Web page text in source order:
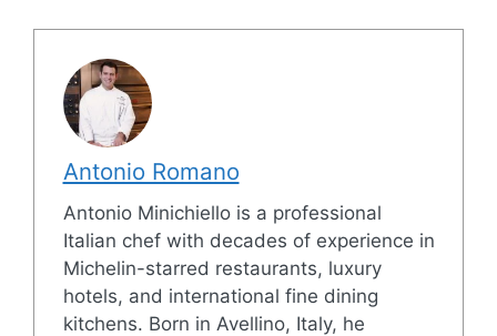
Antonio Romano
Antonio Minichiello is a professional
Italian chef with decades of experience in
Michelin-starred restaurants, luxury
hotels, and international fine dining
kitchens. Born in Avellino, Italy, he